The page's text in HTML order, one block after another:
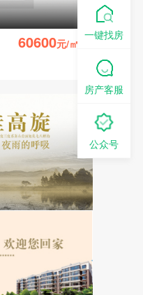
60600元/㎡
一键找房
房产客服
公众号